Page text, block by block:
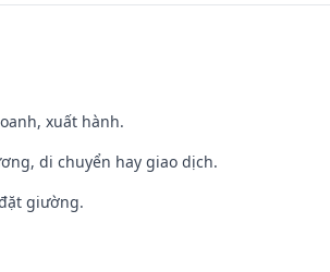
xuất hành.
di chuyển hay giao dịch.
giường.